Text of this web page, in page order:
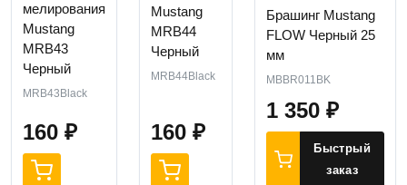
мелирования
Mustang
MRB43
Черный
MRB43Black
160 ₽
Mustang
MRB44
Черный
MRB44Black
160 ₽
Брашинг Mustang
FLOW Черный 25
мм
MBBR011BK
1 350₽
Быстрый
заказ